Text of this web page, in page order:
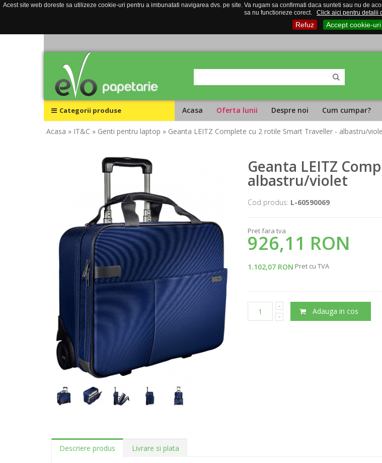
Acest site web doreste sa utilizeze cookie-uri pentru a imbunatati navigarea dvs. pe site. Va rugam sa confirmati daca sunteti sau nu de
sa nu functioneze corect.
Click aici pentru detalii
Refuz Accept cookie-uri
Categorii produse Acasa Oferta lunii Despre noi Cum cumpar?
Acasa » IT&C » Genti pentru laptop » Geanta LEITZ Complete cu 2 rotile Smart Traveller - albastru/
Geanta LEITZ
albastru/violet
Cod produs: L-60590069
Pret fara tva
926,11 RON
1.102,07 RON Pret cu TVA
Adauga in cos
Descriere produs Livrare si plata